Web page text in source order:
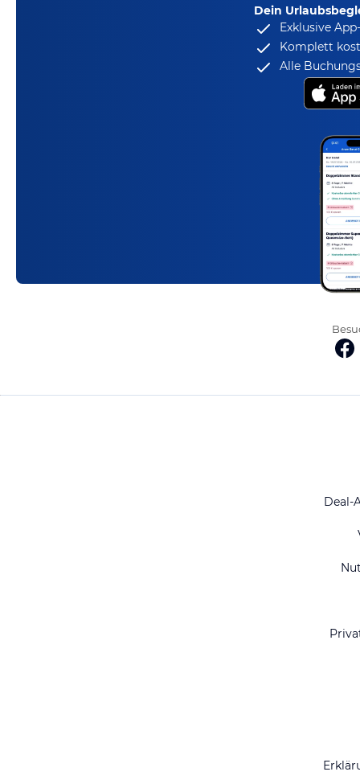
Dein
Exklusive
Komplett
Alle
Deal-